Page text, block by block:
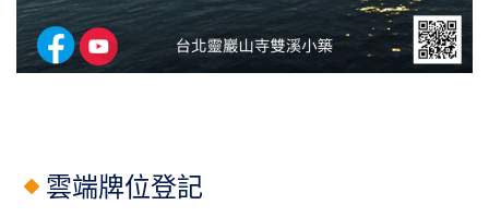
雲端牌位登記